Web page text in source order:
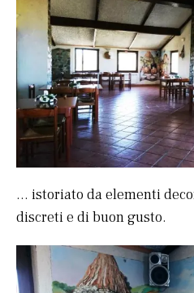
… istoriato da elementi
discreti e di buon gusto.